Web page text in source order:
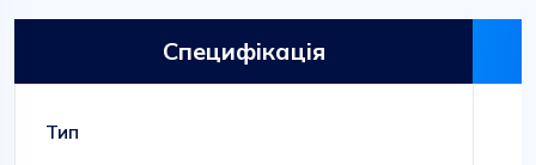
Специфікація
Тип